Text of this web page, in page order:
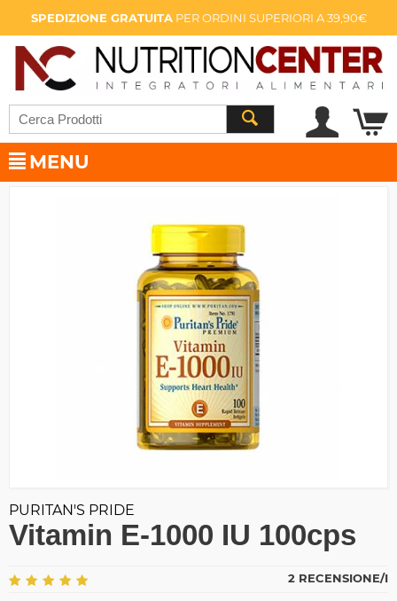
SPEDIZIONE GRATUITAPER ORDINI SUPERIORI A 39,90€
MENU
PURITAN'S PRIDE
Vitamin E-1000 IU 100cps
2 RECENSIONE/I